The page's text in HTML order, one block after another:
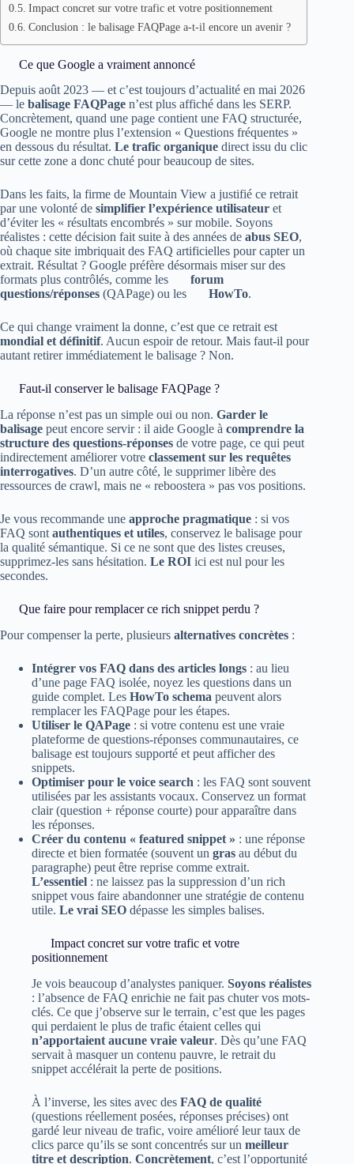
Impact concret sur votre trafic et votre positionnement
Conclusion : le balisage FAQPage a-t-il encore un avenir ?
Ce que Google a vraiment annoncé
Depuis août 2023 — et c’est toujours d’actualité en mai 2026
— le balisage FAQPage n’est plus affiché dans les SERP.
Concrètement, quand une page contient une FAQ structurée,
Google ne montre plus l’extension « Questions fréquentes »
en dessous du résultat. Le trafic organique direct issu du clic
sur cette zone a donc chuté pour beaucoup de sites.
Dans les faits, la firme de Mountain View a justifié ce retrait
par une volonté de simplifier l’expérience utilisateur et
d’éviter les « résultats encombrés » sur mobile. Soyons
réalistes : cette décision fait suite à des années de abus SEO,
où chaque site imbriquait des FAQ artificielles pour capter un
extrait. Résultat ? Google préfère désormais miser sur des
formats plus contrôlés, comme les
forum
questions/réponses (QAPage) ou les HowTo.
Ce qui change vraiment la donne, c’est que ce retrait est
mondial et définitif. Aucun espoir de retour. Mais faut-il pour
autant retirer immédiatement le balisage ? Non.
Faut-il conserver le balisage FAQPage ?
La réponse n’est pas un simple oui ou non. Garder le
balisage peut encore servir : il aide Google à comprendre la
structure des questions-réponses de votre page, ce qui peut
indirectement améliorer votre classement sur les requêtes
interrogatives. D’un autre côté, le supprimer libère des
ressources de crawl, mais ne « reboostera » pas vos positions.
Je vous recommande une approche pragmatique : si vos
FAQ sont authentiques et utiles, conservez le balisage pour
la qualité sémantique. Si ce ne sont que des listes creuses,
supprimez-les sans hésitation. Le ROI ici est nul pour les
secondes.
Que faire pour remplacer ce rich snippet perdu ?
Pour compenser la perte, plusieurs alternatives concrètes :
Intégrer vos FAQ dans des articles longs : au lieu
d’une page FAQ isolée, noyez les questions dans un
guide complet. Les HowTo schema peuvent alors
remplacer les FAQPage pour les étapes.
Utiliser le QAPage : si votre contenu est une vraie
plateforme de questions-réponses communautaires, ce
balisage est toujours supporté et peut afficher des
snippets.
Optimiser pour le voice search : les FAQ sont souvent
utilisées par les assistants vocaux. Conservez un format
clair (question + réponse courte) pour apparaître dans
les réponses.
Créer du contenu « featured snippet » : une réponse
directe et bien formatée (souvent un gras au début du
paragraphe) peut être reprise comme extrait.
L’essentiel : ne laissez pas la suppression d’un rich
snippet vous faire abandonner une stratégie de contenu
utile. Le vrai SEO dépasse les simples balises.
Impact concret sur votre trafic et votre
positionnement
Je vois beaucoup d’analystes paniquer. Soyons réalistes
: l’absence de FAQ enrichie ne fait pas chuter vos mots-
clés. Ce que j’observe sur le terrain, c’est que les pages
qui perdaient le plus de trafic étaient celles qui
n’apportaient aucune vraie valeur. Dès qu’une FAQ
servait à masquer un contenu pauvre, le retrait du
snippet accélérait la perte de positions.
À l’inverse, les sites avec des FAQ de qualité
(questions réellement posées, réponses précises) ont
gardé leur niveau de trafic, voire amélioré leur taux de
clics parce qu’ils se sont concentrés sur un meilleur
titre et description. Concrètement, c’est l’opportunité